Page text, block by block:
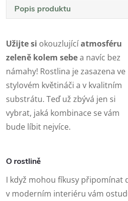
Popis produktu
Užijte si okouzlujícíatmosféru
zeleně kolem sebea navíc bez
námahy! Rostlina je zasazena ve
stylovém květináči a v kvalitním
substrátu. Teď už zbývá jen si
vybrat, jaká kombinace se vám
bude líbit nejvíce.
O rostlině
I když mohou fíkusy připomínat
v moderním interiéru vám